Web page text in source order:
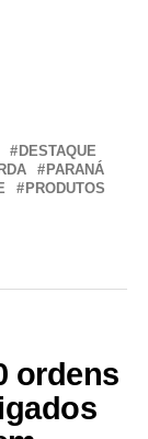
DESTAQUE
PARANÁ
PRODUTOS
ordens